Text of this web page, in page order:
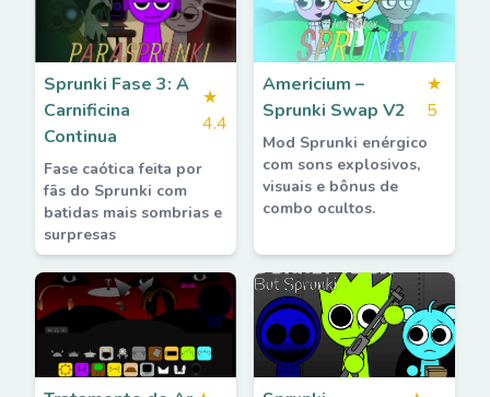
Sprunki Fase 3: A
Carnificina
Continua
★
4.4
Fase caótica feita por
fãs do Sprunki com
batidas mais sombrias e
surpresas
Americium –
Sprunki Swap V2
★
5
Mod Sprunki enérgico
com sons explosivos,
visuais e bônus de
combo ocultos.